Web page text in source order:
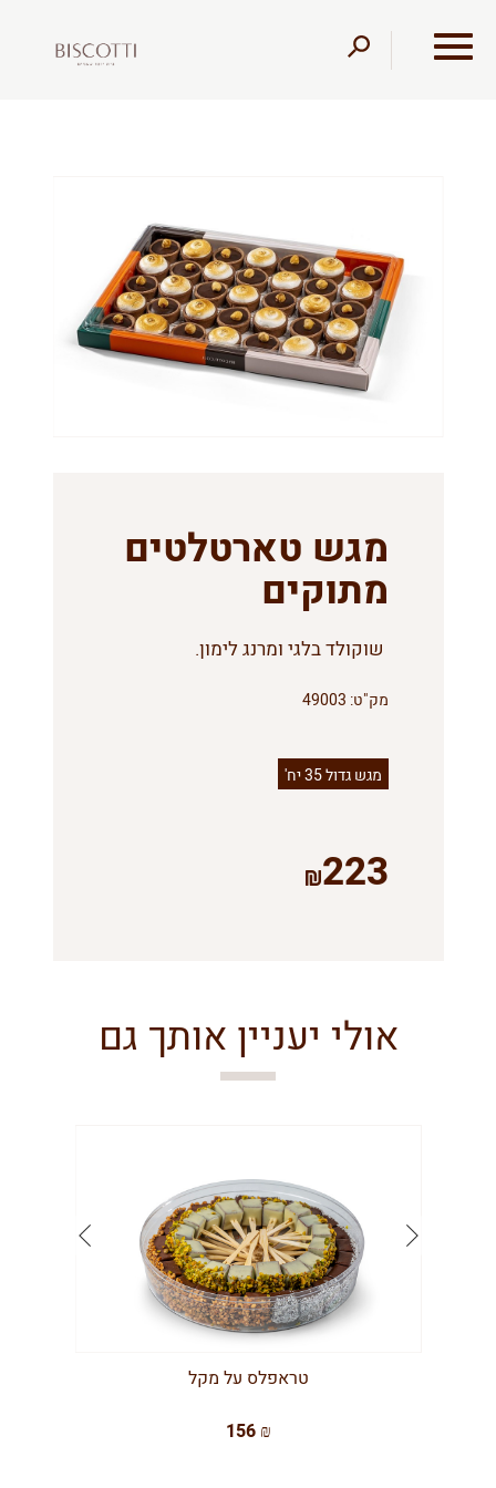
עמוד הבית עוגות וקינוחים
מגש
מגש טארטלטים
מתוקים
שוקולד בלגי ומרנג לימון.
מק"ט: 49003
מגש גדול 35 יח'
223
אולי יעניין אותך גם
טראפלס על מקל
156 ₪